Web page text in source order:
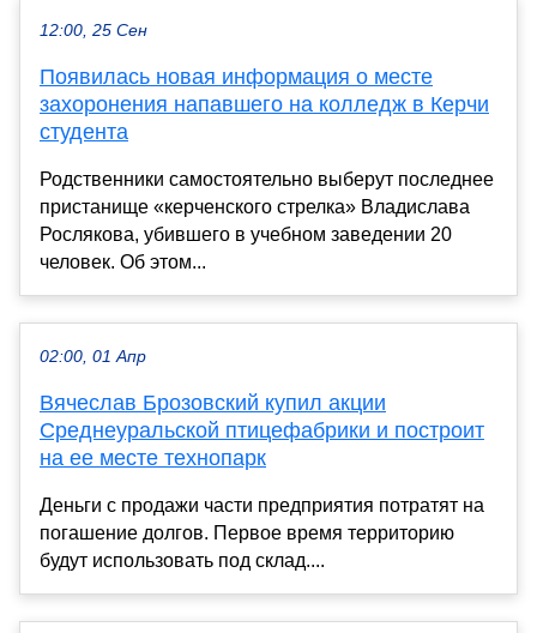
12:00, 25 Сен
Появилась новая информация о месте
захоронения напавшего на колледж в Керчи
студента
Родственники самостоятельно выберут последнее
пристанище «керченского стрелка» Владислава
Рослякова, убившего в учебном заведении 20
человек. Об этом...
02:00, 01 Апр
Вячеслав Брозовский купил акции
Среднеуральской птицефабрики и построит
на ее месте технопарк
Деньги с продажи части предприятия потратят на
погашение долгов. Первое время территорию
будут использовать под склад....